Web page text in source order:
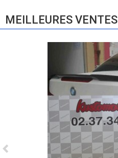
Ligne Cat-Back
Tube en H pour
MEILLEURES VENTES